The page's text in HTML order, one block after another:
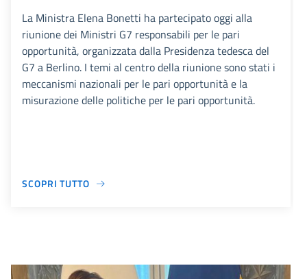
La Ministra Elena Bonetti ha partecipato oggi alla
riunione dei Ministri G7 responsabili per le pari
opportunità, organizzata dalla Presidenza tedesca del
G7 a Berlino. I temi al centro della riunione sono stati i
meccanismi nazionali per le pari opportunità e la
misurazione delle politiche per le pari opportunità.
SCOPRI TUTTO